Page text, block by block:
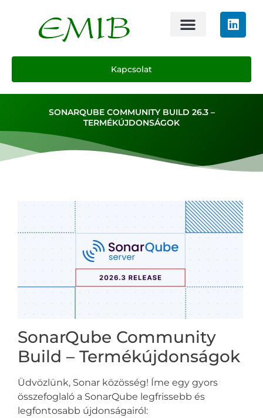
Kapcsolat
SONARQUBE COMMUNITY BUILD 26.3 –
TERMÉKÚJDONSÁGOK
SonarQube Community
Build – Termékújdonságok
Üdvözlünk, Sonar közösség! Íme egy gyors
összefoglaló a SonarQube legfrissebb és
legfontosabb újdonságairól: